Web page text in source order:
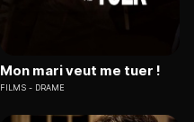
Mon mari veut me tuer !
FILMS DRAME